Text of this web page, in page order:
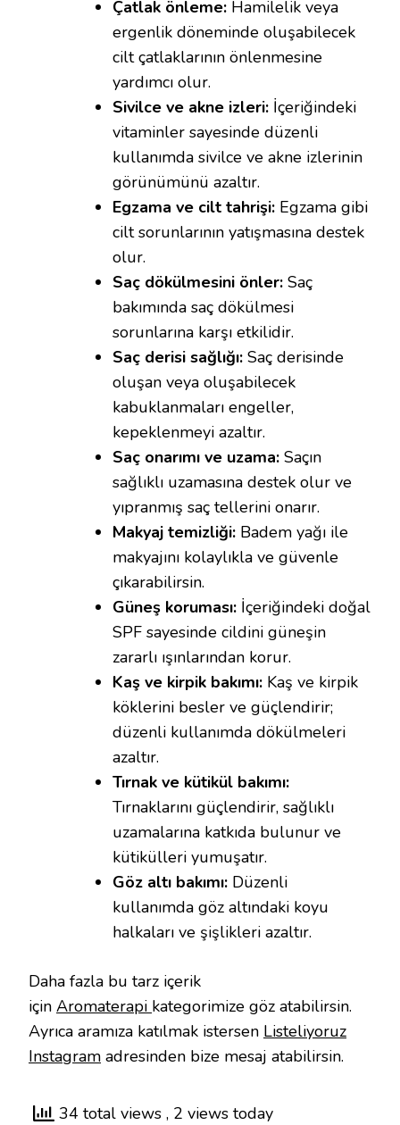
Çatlak önleme: Hamilelik veya
ergenlik döneminde oluşabilecek
cilt çatlaklarının önlenmesine
yardımcı olur.
Sivilce ve akne izleri: İçeriğindeki
vitaminler sayesinde düzenli
kullanımda sivilce ve akne izlerinin
görünümünü azaltır.
Egzama ve cilt tahrişi: Egzama gibi
cilt sorunlarının yatışmasına destek
olur.
Saç dökülmesini önler: Saç
bakımında saç dökülmesi
sorunlarına karşı etkilidir.
Saç derisi sağlığı: Saç derisinde
oluşan veya oluşabilecek
kabuklanmaları engeller,
kepeklenmeyi azaltır.
Saç onarımı ve uzama: Saçın
sağlıklı uzamasına destek olur ve
yıpranmış saç tellerini onarır.
Makyaj temizliği: Badem yağı ile
makyajını kolaylıkla ve güvenle
çıkarabilirsin.
Güneş koruması: İçeriğindeki doğal
SPF sayesinde cildini güneşin
zararlı ışınlarından korur.
Kaş ve kirpik bakımı: Kaş ve kirpik
köklerini besler ve güçlendirir;
düzenli kullanımda dökülmeleri
azaltır.
Tırnak ve kütikül bakımı:
Tırnaklarını güçlendirir, sağlıklı
uzamalarına katkıda bulunur ve
kütikülleri yumuşatır.
Göz altı bakımı: Düzenli
kullanımda göz altındaki koyu
halkaları ve şişlikleri azaltır.
Daha fazla bu tarz içerik
için Aromaterapi kategorimize göz atabilirsin.
Ayrıca aramıza katılmak istersen Listeliyoruz
Instagram adresinden bize mesaj atabilirsin.
34 total views , 2 views today